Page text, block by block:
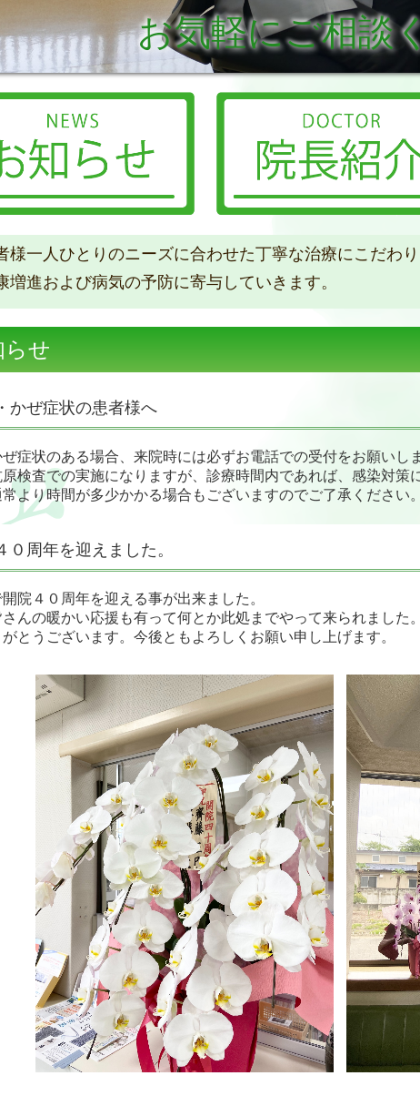
お気軽にご相談
様一人ひとりのニーズに合わせた丁寧な治療にこだわり
増進および病気の予防に寄与していきます。
せ
かぜ症状の患者様へ
症状のある場合、来院時には必ずお電話での受付をお願いし
検査での実施になりますが、診療時間内であれば、感染対策
より時間が多少かかる場合もございますのでご了承ください。
０周年を迎えました。
院４０周年を迎える事が出来ました。
んの暖かい応援も有って何とか此処までやって来られました。
とうございます。今後ともよろしくお願い申し上げます。